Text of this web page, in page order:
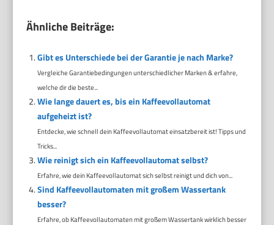
Ähnliche Beiträge:
Gibt es Unterschiede bei der Garantie je nach Marke?
Vergleiche Garantiebedingungen unterschiedlicher Marken & erfahre,
welche dir die beste...
Wie lange dauert es, bis ein Kaffeevollautomat
aufgeheizt ist?
Entdecke, wie schnell dein Kaffeevollautomat einsatzbereit ist! Tipps und
Tricks...
Wie reinigt sich ein Kaffeevollautomat selbst?
Erfahre, wie dein Kaffeevollautomat sich selbst reinigt und dich von...
Sind Kaffeevollautomaten mit großem Wassertank
besser?
Erfahre, ob Kaffeevollautomaten mit großem Wassertank wirklich besser